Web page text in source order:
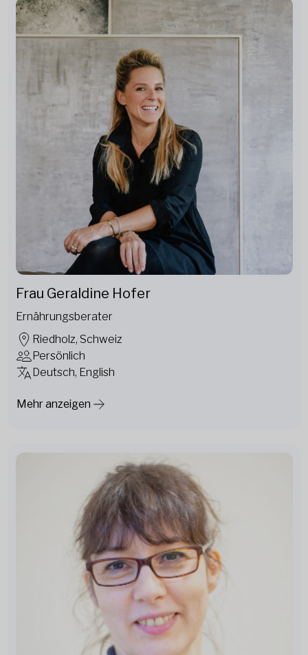
Frau Geraldine Hofer
Ernährungsberater
Riedholz, Schweiz
Persönlich
Deutsch, English
Mehr anzeigen